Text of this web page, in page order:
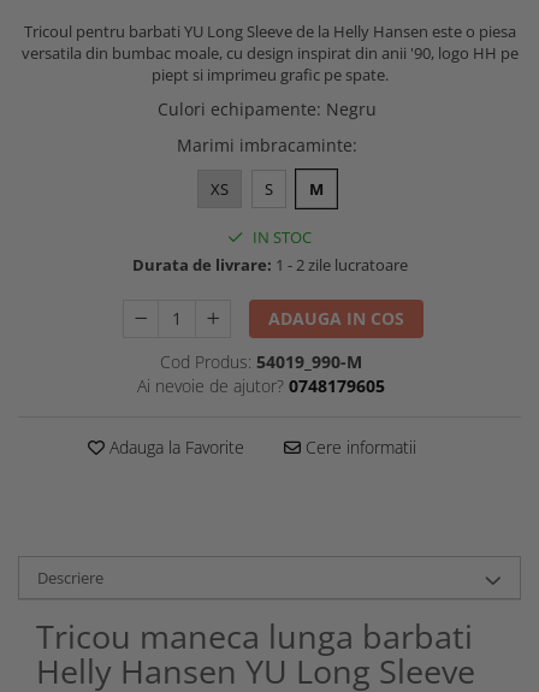
Tricoul pentru barbati YU Long Sleeve de la Helly Hansen este o piesa
versatila din bumbac moale, cu design inspirat din anii '90, logo HH pe
piept si imprimeu grafic pe spate.
Culori echipamente: Negru
Marimi imbracaminte:
XS S M
IN STOC
Durata de livrare: 1 - 2 zile lucratoare
ADAUGA IN COS
Cod Produs: 54019_990-M
Ai nevoie de ajutor? 0748179605
Adauga la Favorite Cere informatii
Descriere
Tricou maneca lunga barbati
Helly Hansen YU Long Sleeve